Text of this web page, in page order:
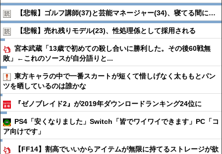
【悲報】ゴルフ講師(37)と芸能マネージャー(34)、寝てる間に…
【悲報】売れ残りモデル(23)、性処理係として採用される
宮本武蔵「13歳で初めての殺し合いに勝利した。その後60戦無
敗」←これのソースが自分語りと...
東方キャラの中で一番スカートが短くて惜しげなく太ももとパン
ツを晒しているのは誰かな
『ゼノブレイド2』が2019年ダウンロードランキング24位に
PS4「安くなりました」Switch「皆でワイワイできます」PC「コ
ア向けです」
【FF14】割高でいいからアイテムが無限に持てるストレージが欲